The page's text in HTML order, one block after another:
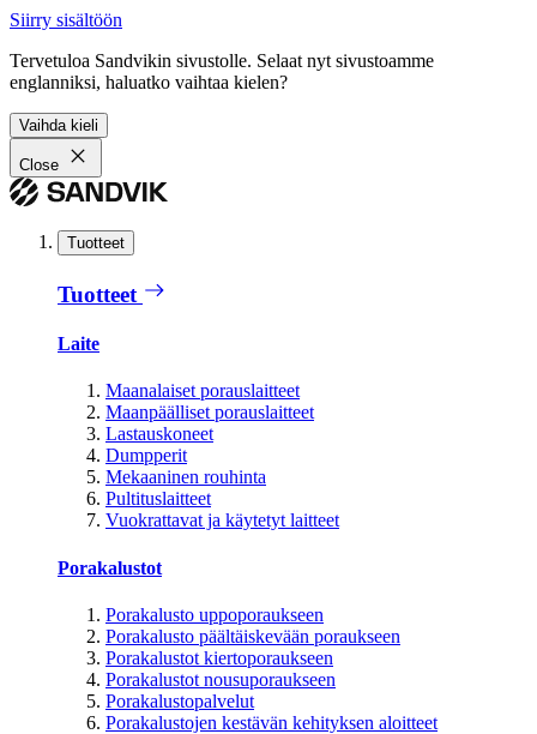
Siirry sisältöön
Tervetuloa Sandvikin sivustolle. Selaat nyt sivustoamme
englanniksi, haluatko vaihtaa kielen?
Vaihda kieli
Close
Tuotteet
Tuotteet
Laite
Maanalaiset porauslaitteet
Maanpäälliset porauslaitteet
Lastauskoneet
Dumpperit
Mekaaninen rouhinta
Pultituslaitteet
Vuokrattavat ja käytetyt laitteet
Porakalustot
Porakalusto uppoporaukseen
Porakalusto päältäiskevään poraukseen
Porakalustot kiertoporaukseen
Porakalustot nousuporaukseen
Porakalustopalvelut
Porakalustojen kestävän kehityksen aloitteet